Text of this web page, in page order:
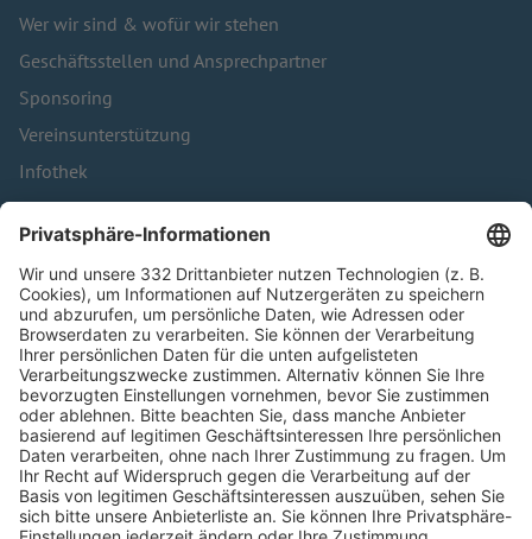
Wer wir sind & wofür wir stehen
Geschäftsstellen und Ansprechpartner
Sponsoring
Vereinsunterstützung
Infothek
Kontakt
HÄUFIG BESUCHTE SEITEN
Pässe und Vereinswechsel
Trainerausbildung
Schulungsangebot Vereinsmitarbeiter
BFV-Geschäftsstellen
Trainerbörse
Login SpielPlus